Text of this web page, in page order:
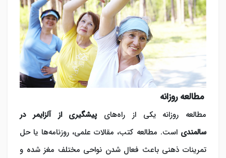
مطالعه روزانه
مطالعه روزانه یکی از راه‌هایپیشگیری از آلزایمر در
سالمندی است. مطالعه کتب، مقالات علمی، روزنامه‌ها یا حل
تمرینات ذهنی باعث فعال شدن نواحی مختلف مغز شده و